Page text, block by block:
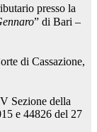
presso la
” di Bari –
di Cassazione,
Sezione della
e 44826 del 27